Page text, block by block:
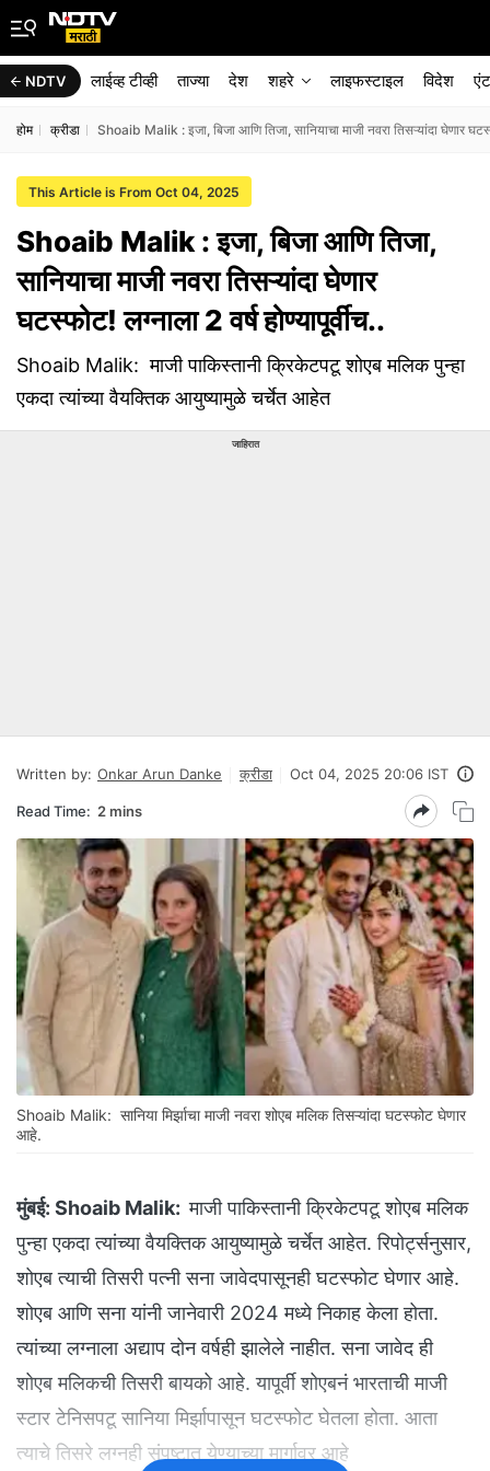
NDTV लाईव्ह टीव्ही ताज्या देश शहरे लाइफस्टाइल विदेश
होम क्रीडा Shoaib Malik : इजा, बिजा आणि तिजा, सानियाचा माजी नवरा तिसऱ्यांदा घेणार
This Article is From Oct 04, 2025
Shoaib Malik : इजा, बिजा आणि तिजा,
सानियाचा माजी नवरा तिसऱ्यांदा घेणार
घटस्फोट! लग्नाला 2 वर्ष होण्यापूर्वीच..
Shoaib Malik: माजी पाकिस्तानी क्रिकेटपटू शोएब मलिक पुन्हा
एकदा त्यांच्या वैयक्तिक आयुष्यामुळे चर्चेत आहेत
जाहिरात
Written by: Onkar Arun Danke क्रीडा Oct 04, 2025 20:06 IST
Read Time: 2 mins
Shoaib Malik: सानिया मिर्झाचा माजी नवरा शोएब मलिक तिसऱ्यांदा घटस्फोट घेणार
आहे.
मुंबई: Shoaib Malik:माजी पाकिस्तानी क्रिकेटपटू शोएब मलिक
पुन्हा एकदा त्यांच्या वैयक्तिक आयुष्यामुळे चर्चेत आहेत. रिपोर्ट्सनुसार,
शोएब त्याची तिसरी पत्नी सना जावेदपासूनही घटस्फोट घेणार आहे.
शोएब आणि सना यांनी जानेवारी 2024 मध्ये निकाह केला होता.
त्यांच्या लग्नाला अद्याप दोन वर्षही झालेले नाहीत. सना जावेद ही
शोएब मलिकची तिसरी बायको आहे. यापूर्वी शोएबनं भारताची माजी
स्टार टेनिसपटू सानिया मिर्झापासून घटस्फोट घेतला होता. आता
त्याचे तिसरे लग्नही संपुष्टात येण्याच्या मार्गावर आहे